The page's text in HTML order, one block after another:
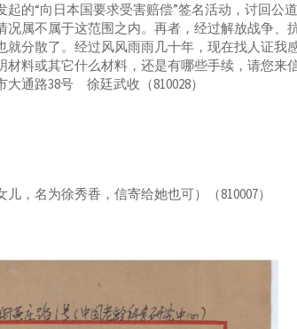
的“向日本国要求受害赔偿”签名活动，讨回公道
属不属于这范围之内。再者，经过解放战争、
就分散了。经过风风雨雨几十年，现在找人证
料或其它什么材料，还是有哪些手续，请您来
通路38号 徐廷武收（810028）
儿，名为徐秀香，信寄给她也可）（810007）